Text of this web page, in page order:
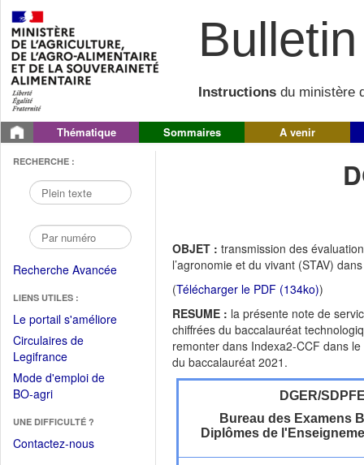
Instructions du ministère
Thématique Sommaires A venir
RECHERCHE :
Recherche Avancée
LIENS UTILES :
Le portail s'améliore(Fichier
Circulaires de
Legifrance(Ouvrir
dans
une
fenêtre)
Mode d'emploi de
BO-agri(Ouvrir
une
nouvelle
UNE DIFFICULTÉ ?
Contactez-nous
OBJET : transmission des
l’agronomie et du vivant (STAV)
(Télécharger le PDF (134ko))
RESUME : la présente note de
chiffrées du baccalauréat
remonter dans Indexa2-CCF dans
du baccalauréat 2021.
DGER/
Bureau des Examens
Diplômes de